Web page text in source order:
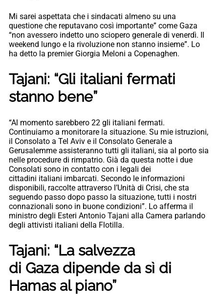
Mi sarei aspettata che i sindacati almeno su una
questione che reputavano così importante” come Gaza
“non avessero indetto uno sciopero generale di venerdì. Il
weekend lungo e la rivoluzione non stanno insieme”. Lo
ha detto la premier Giorgia Meloni a Copenaghen.
Tajani: “Gli italiani fermati
stanno bene”
“Al momento sarebbero 22 gli italiani fermati.
Continuiamo a monitorare la situazione. Su mie istruzioni,
il Consolato a Tel Aviv e il Consolato Generale a
Gerusalemme assisteranno tutti gli italiani, sia al porto sia
nelle procedure di rimpatrio. Già da questa notte i due
Consolati sono in contatto con i legali dei
cittadini italiani imbarcati. Secondo le informazioni
disponibili, raccolte attraverso l’Unità di Crisi, che sta
seguendo passo dopo passo la situazione, tutti i nostri
connazionali sono in buone condizioni”. Lo afferma il
ministro degli Esteri Antonio Tajani alla Camera parlando
degli attivisti italiani della Flotilla.
Tajani: “La salvezza
di Gaza dipende da sì di
Hamas al piano”